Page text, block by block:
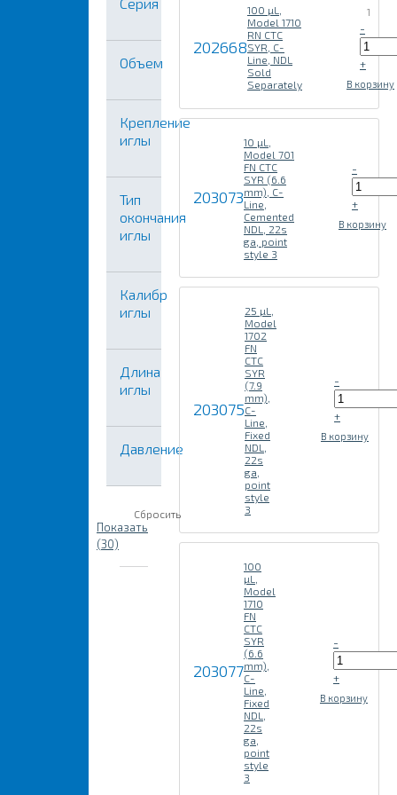
Объем
Крепление
иглы
Тип
окончания
иглы
Калибр
иглы
Длина
иглы
Давление
Сбросить
Показать
(30)
202668
100 µL,
Model 1710
RN CTC
SYR, C-
Line, NDL
Sold
Separately
1
-
+
В корзину
203073
10 µL,
Model 701
FN CTC
SYR (6.6
mm), C-
Line,
Cemented
NDL, 22s
ga, point
style 3
-
+
В корзину
203075
25 µL,
Model
1702
FN
CTC
SYR
(7.9
mm),
C-
Line,
Fixed
NDL,
22s
ga,
point
style
3
-
+
В корзину
203077
100
µL,
Model
1710
FN
CTC
SYR
(6.6
mm),
C-
Line,
Fixed
NDL,
22s
ga,
point
style
3
-
+
В корзину